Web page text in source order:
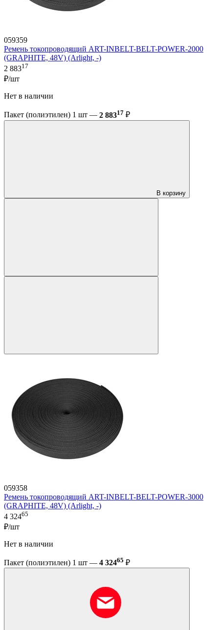
059359
Ремень токопроводящий ART-INBELT-BELT-POWER-2000
(GRAPHITE, 48V) (Arlight, -)
2 88317
₽/шт
Нет в наличии
Пакет (полиэтилен) 1 шт — 2 88317 ₽
В корзину
059358
Ремень токопроводящий ART-INBELT-BELT-POWER-3000
(GRAPHITE, 48V) (Arlight, -)
4 32465
₽/шт
Нет в наличии
Пакет (полиэтилен) 1 шт — 4 32465 ₽